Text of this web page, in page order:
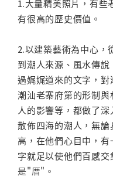
1.大量精美照片，有些
有很高的歷史價值。
2.以建築藝術為中心，
到潮人來源、風水傳
過娓娓道來的文字，對
潮汕老寨府第的形制
人的影響等，都做了深
散佈四海的潮人，無
高，在他們心目中，
字就足以使他們百感
是"厝"。